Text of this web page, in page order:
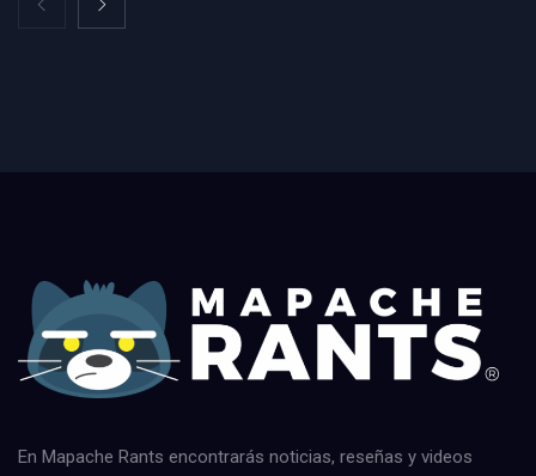
En Mapache Rants encontrarás noticias, reseñas y videos